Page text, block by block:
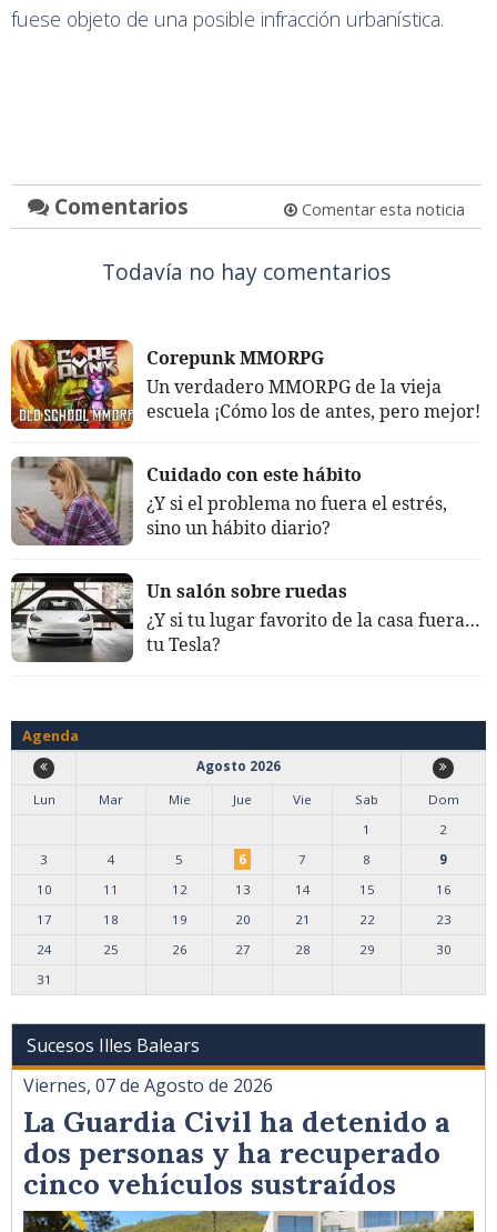
fuese objeto de una posible infracción urbanística.
Comentarios Comentar esta noticia
Todavía no hay comentarios
Corepunk MMORPG
Un verdadero MMORPG de la vieja
escuela ¡Cómo los de antes, pero mejor!
Cuidado con este hábito
¿Y si el problema no fuera el estrés,
sino un hábito diario?
Un salón sobre ruedas
¿Y si tu lugar favorito de la casa fuera…
tu Tesla?
Agenda
Agosto 2026
Lun
Mar Mie Jue Vie Sab
Dom
1
2
3
4 5 6 7 8
9
10
11 12 13 14 15
16
17
18 19 20 21 22
23
24
25 26 27 28 29
30
31
Sucesos Illes Balears
Viernes, 07 de Agosto de 2026
La Guardia Civil ha detenido a
dos personas y ha recuperado
cinco vehículos sustraídos